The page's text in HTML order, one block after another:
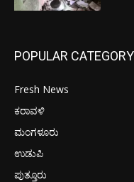
POPULAR CATEGORY
Fresh News
ಕರಾವಳಿ
ಮಂಗಳೂರು
ಉಡುಪಿ
ಪುತ್ತೂರು